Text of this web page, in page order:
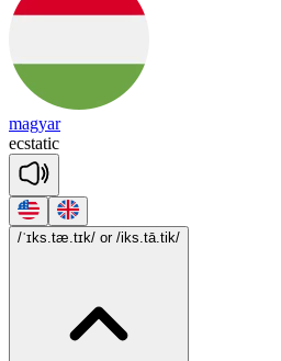
magyar
ecstatic
/ˈɪks.tæ.tɪk/ or /iks.tā.tik/